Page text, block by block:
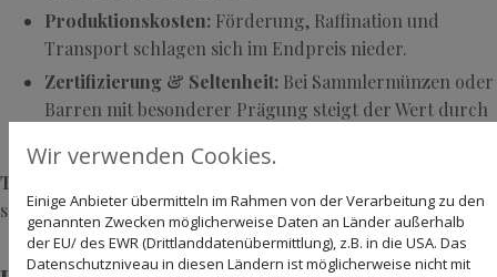
Produktionskosten: Förderung, Raffination und
Transport schlagen sich im Endpreis nieder.
Zertifizierung & Seltenheit: Bei Sammlermünzen oder
Barren mit besonderer Prägung steigt der Wert durch
Tipp:
seriösen Händlern wie derMünzenhandlung Bühnemann.
Wir verwenden Cookies.
Einige Anbieter übermitteln im Rahmen von der Verarbeitung zu den
genannten Zwecken möglicherweise Daten an Länder außerhalb
der EU/ des EWR (Drittlanddatenübermittlung), z.B. in die USA. Das
Datenschutzniveau in diesen Ländern ist möglicherweise nicht mit